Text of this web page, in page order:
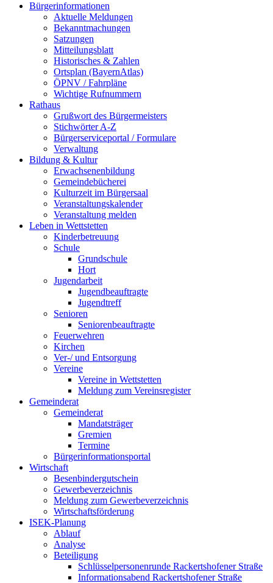
Bürgerinformationen
Aktuelle Meldungen
Bekanntmachungen
Satzungen
Mitteilungsblatt
Historisches & Zahlen
Ortsplan (BayernAtlas)
ÖPNV / Fahrpläne
Wichtige Rufnummern
Rathaus
Grußwort des Bürgermeisters
Stichwörter A-Z
Bürgerserviceportal / Formulare
Verwaltung
Bildung & Kultur
Erwachsenenbildung
Gemeindebücherei
Kulturzeit im Bürgersaal
Veranstaltungskalender
Veranstaltung melden
Leben in Wettstetten
Kinderbetreuung
Schule
Grundschule
Hort
Jugendarbeit
Jugendbeauftragte
Jugendtreff
Senioren
Seniorenbeauftragte
Feuerwehren
Kirchen
Ver-/ und Entsorgung
Vereine
Vereine in Wettstetten
Meldung zum Vereinsregister
Gemeinderat
Gemeinderat
Mandatsträger
Gremien
Termine
Bürgerinformationsportal
Wirtschaft
Besenbindergutschein
Gewerbeverzeichnis
Meldung zum Gewerbeverzeichnis
Wirtschaftsförderung
ISEK-Planung
Ablauf
Analyse
Beteiligung
Schlüsselpersonenrunde Rackertshofener Straße
Informationsabend Rackertshofener Straße